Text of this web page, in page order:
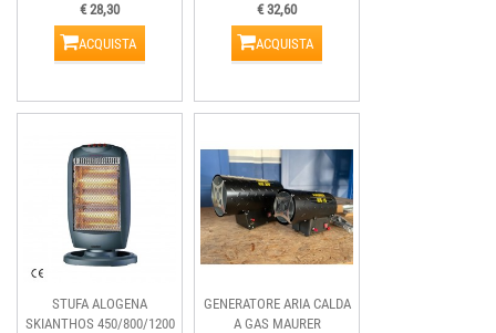
€ 28,30
ACQUISTA
€ 32,60
ACQUISTA
STUFA ALOGENA
SKIANTHOS 450/800/1200
GENERATORE ARIA CALDA
A GAS MAURER